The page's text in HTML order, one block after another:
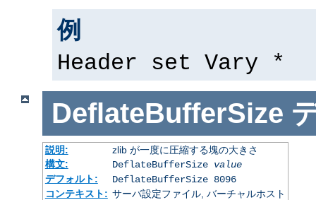
例
Header set Vary *
DeflateBufferSize
説明:
zlib が一度に圧縮する塊の大きさ
構文:
DeflateBufferSize value
デフォルト:
DeflateBufferSize 8096
コンテキスト: サーバ設定ファイル, バーチャルホスト